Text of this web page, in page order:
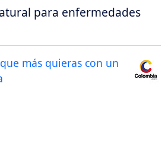
para enfermedades